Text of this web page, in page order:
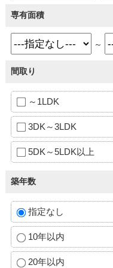
専有面積
～
間取り
～1LDK
3DK～3LDK
5DK～5LDK以上
築年数
指定なし
10年以内
20年以内